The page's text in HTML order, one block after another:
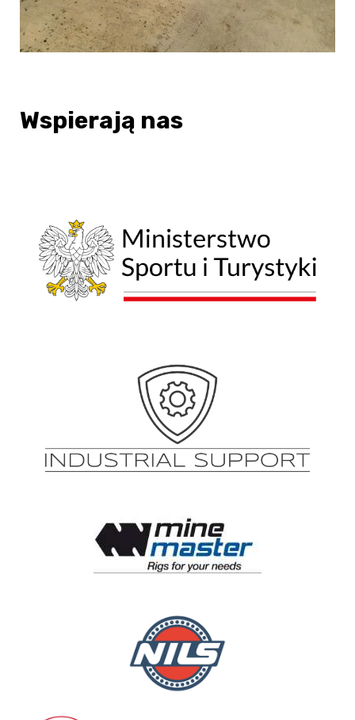
Wspierają nas